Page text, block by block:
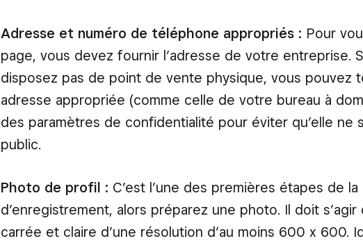
Adresse et numéro de téléphone appropriés : Pour
page, vous devez fournir l’adresse de votre entreprise.
disposez pas de point de vente physique, vous pouvez
adresse appropriée (comme celle de votre bureau à
des paramètres de confidentialité pour éviter qu’elle ne
public.
Photo de profil : C’est l’une des premières étapes de
d’enregistrement, alors préparez une photo. Il doit s’agir
carrée et claire d’une résolution d’au moins 600 x 600.